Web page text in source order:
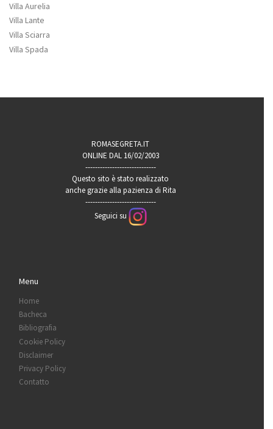
Villa Aurelia
Villa Lante
Villa Sciarra
Villa Spada
ROMASEGRETA.IT
ONLINE DAL 16/02/2003
-----------------------------
Questo sito è stato realizzato
anche grazie alla pazienza di Rita
-----------------------------
Seguici su
Menu
Home
Bacheca
Bibliografia
Cookie Policy
Disclaimer
Privacy Policy
Contatto